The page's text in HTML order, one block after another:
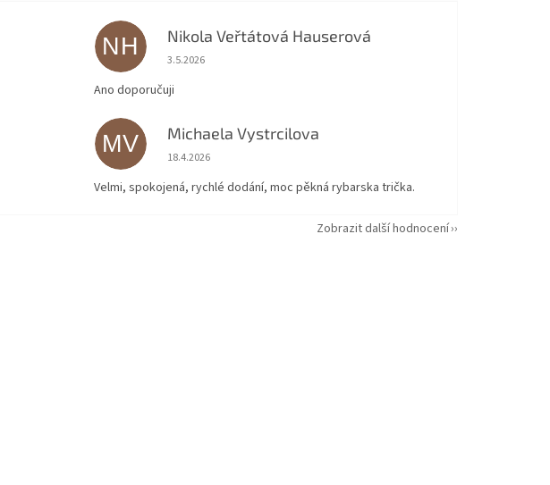
NH Nikola Veřtátová Hauserová
Hodnocení obchodu je 5 z 5 hvězdiček.
3.5.2026
Ano doporučuji
MV Michaela Vystrcilova
Hodnocení obchodu je 5 z 5 hvězdiček.
18.4.2026
Velmi, spokojená, rychlé dodání, moc pěkná rybarska trička.
Zobrazit další hodnocení